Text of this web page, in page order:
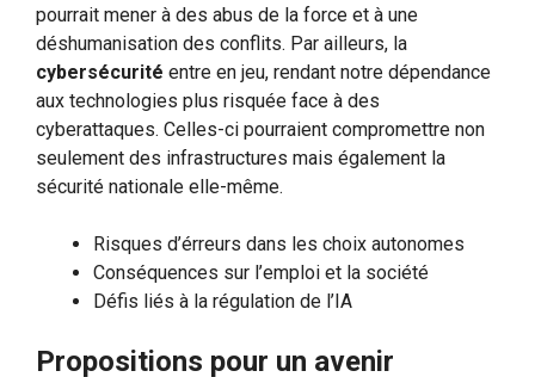
pourrait mener à des abus de la force et à une
déshumanisation des conflits. Par ailleurs, la
cybersécurité entre en jeu, rendant notre dépendance
aux technologies plus risquée face à des
cyberattaques. Celles-ci pourraient compromettre non
seulement des infrastructures mais également la
sécurité nationale elle-même.
Risques d’érreurs dans les choix autonomes
Conséquences sur l’emploi et la société
Défis liés à la régulation de l’IA
Propositions pour un avenir